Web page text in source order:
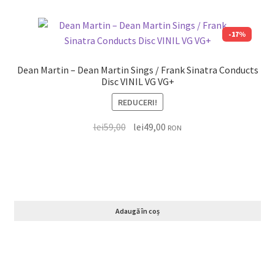
-17%
Dean Martin – Dean Martin Sings / Frank Sinatra Conducts
Disc VINIL VG VG+
REDUCERI!
lei59,00 lei49,00 RON
Adaugă în coș